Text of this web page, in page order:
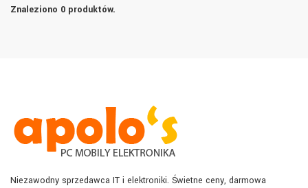
Znaleziono 0 produktów.
Niezawodny sprzedawca IT i elektroniki. Świetne ceny, darmowa